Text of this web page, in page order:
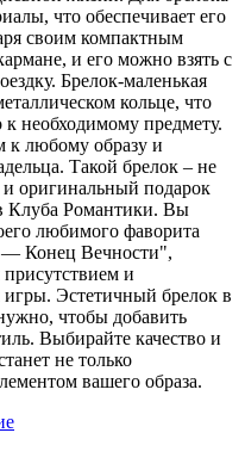
что обеспечивает его
своим компактным
и его можно взять с
Брелок-маленькая
кольце, что
к необходимому предмету.
к любому образу и
Такой брелок – не
оригинальный подарок
Клуба Романтики. Вы
любимого фаворита
— Конец Вечности",
присутствием и
Эстетичный брелок в
чтобы добавить
Выбирайте качество и
не только
вашего образа.